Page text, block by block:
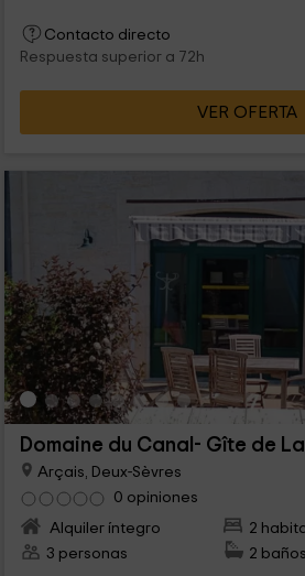
Contacto directo
Respuesta superior a 72h
VER OFERTA
Domaine du Canal- Gîte de
Arçais, Deux-Sèvres
0 opiniones
Alquiler íntegro
2
3 personas
2 baños